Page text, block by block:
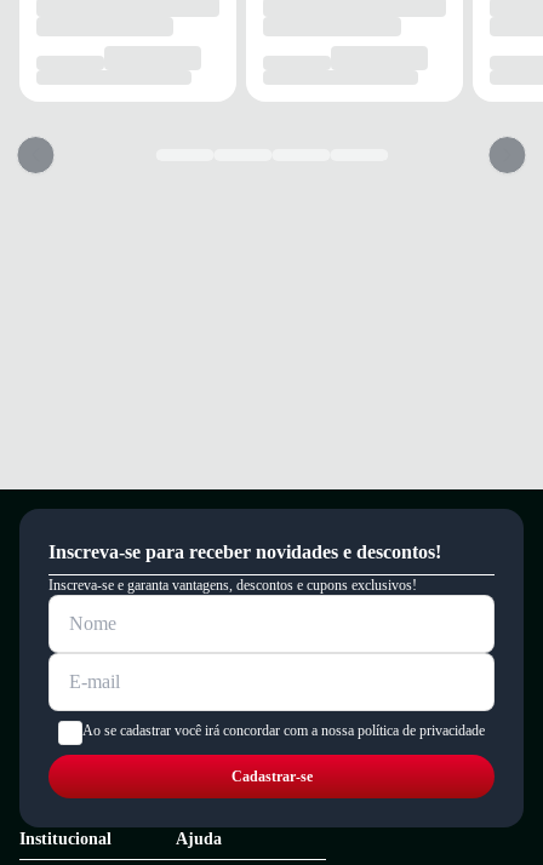
Entressola em EVA com tecnologia Energized Rubber que transforma
impacto em propulsão.
Solado com tração elevada que garante segurança e estabilidade em cada
movimento.
Garantia
Este produto possui uma garantia contra defeitos de fabricação válida por
Inscreva-se para receber novidades e descontos!
Inscreva-se e garanta vantagens, descontos e cupons exclusivos!
Ao se cadastrar você irá concordar com a nossa política de privacidade
Cadastrar-se
Institucional
Ajuda